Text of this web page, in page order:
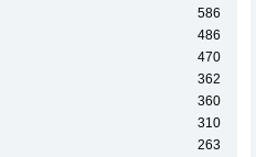
586
486
470
362
360
310
263